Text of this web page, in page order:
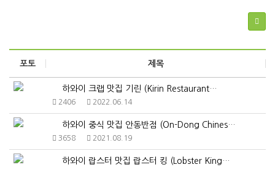
포토 제목
하와이 크랩 맛집 기린 (Kirin Restaurant…
2406 2022.06.14
하와이 중식 맛집 안동반점 (On-Dong Chines…
3658 2021.08.19
하와이 랍스터 맛집 랍스터 킹 (Lobster King…